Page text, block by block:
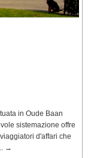
in Oude Baan
sistemazione offre
d'affari che
→